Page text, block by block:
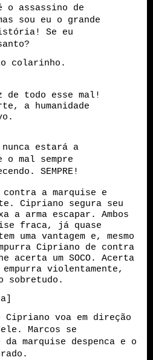
assassino de
sou eu o grande
Se eu
colarinho.
de todo esse mal!
a humanidade
nunca estará a
o mal sempre
SEMPRE!
contra a marquise e
Cipriano segura seu
a arma escapar. Ambos
fraca, já quase
uma vantagem e, mesmo
Cipriano de contra
acerta um SOCO. Acerta
violentamente,
sobretudo.
Cipriano voa em direção
Marcos se
marquise despenca e o